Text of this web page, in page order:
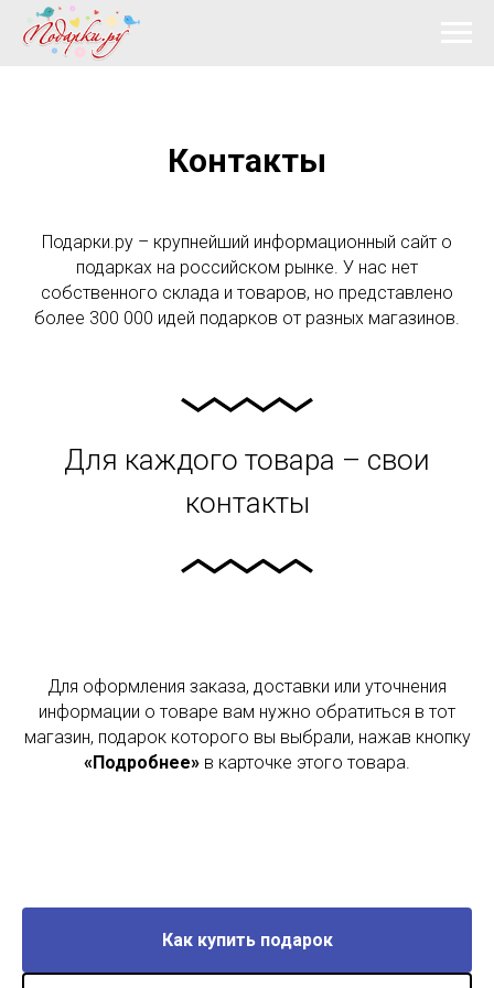
Контакты
Подарки.ру – крупнейший информационный сайт о
подарках на российском рынке. У нас нет
собственного склада и товаров, но представлено
более 300 000 идей подарков от разных магазинов.
Для каждого товара – свои
контакты
Для оформления заказа, доставки или уточнения
информации о товаре вам нужно обратиться в тот
магазин, подарок которого вы выбрали, нажав кнопку
«Подробнее» в карточке этого товара.
Как купить подарок